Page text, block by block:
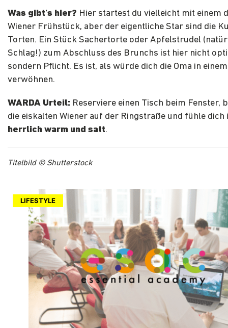
Was gibt’s hier? Hier startest du vielleicht mit einem
Wiener Frühstück, aber der eigentliche Star sind die
Torten. Ein Stück Sachertorte oder Apfelstrudel
Schlag!) zum Abschluss des Brunchs ist hier nicht
sondern Pflicht. Es ist, als würde dich die Oma in
verwöhnen.
WARDA Urteil: Reserviere einen Tisch beim Fenster,
die eiskalten Wiener auf der Ringstraße und fühle dich
herrlich warm und satt.
Titelbild © Shutterstock
LIFESTYLE